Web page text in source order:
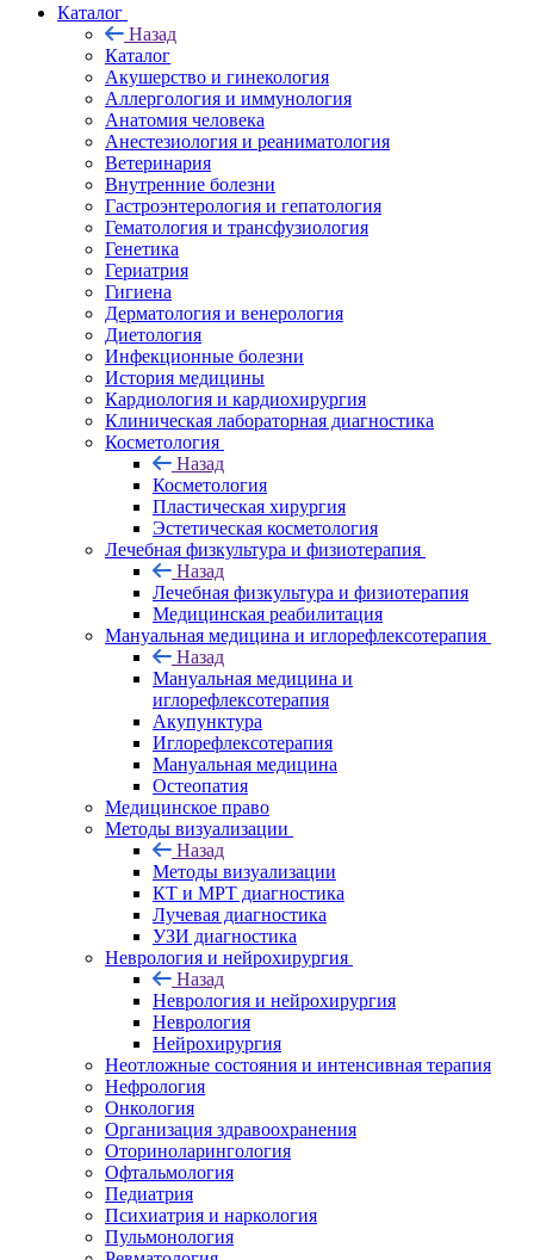
Каталог
Назад
Каталог
Акушерство и гинекология
Аллергология и иммунология
Анатомия человека
Анестезиология и реаниматология
Ветеринария
Внутренние болезни
Гастроэнтерология и гепатология
Гематология и трансфузиология
Генетика
Гериатрия
Гигиена
Дерматология и венерология
Диетология
Инфекционные болезни
История медицины
Кардиология и кардиохирургия
Клиническая лабораторная диагностика
Косметология
Назад
Косметология
Пластическая хирургия
Эстетическая косметология
Лечебная физкультура и физиотерапия
Назад
Лечебная физкультура и физиотерапия
Медицинская реабилитация
Мануальная медицина и иглорефлексотерапия
Назад
Мануальная медицина и
иглорефлексотерапия
Акупунктура
Иглорефлексотерапия
Мануальная медицина
Остеопатия
Медицинское право
Методы визуализации
Назад
Методы визуализации
КТ и МРТ диагностика
Лучевая диагностика
УЗИ диагностика
Неврология и нейрохирургия
Назад
Неврология и нейрохирургия
Неврология
Нейрохирургия
Неотложные состояния и интенсивная терапия
Нефрология
Онкология
Организация здравоохранения
Оториноларингология
Офтальмология
Педиатрия
Психиатрия и наркология
Пульмонология